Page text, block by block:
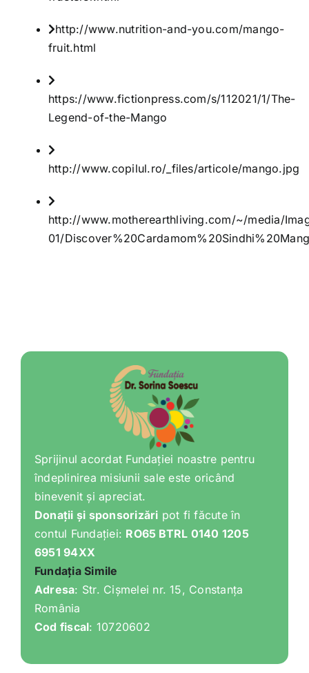
http://www.nutrition-and-you.com/mango-
fruit.html
https://www.fictionpress.com/s/112021/1/The-
Legend-of-the-Mango
http://www.copilul.ro/_files/articole/mango.jpg
http://www.motherearthliving.com/~/media/
01/
Sprijinul acordat Fundației noastre pentru
îndeplinirea misiunii sale este oricând
binevenit și apreciat.
Donații și sponsorizări pot fi făcute în
contul Fundației: RO65 BTRL 0140 1205
6951 94XX
Fundația Simile
Adresa: Str. Cișmelei nr. 15, Constanța
România
Cod fiscal: 10720602